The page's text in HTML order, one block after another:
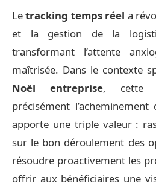
Letracking temps réel a
et la gestion de la
transformant l’attente
maîtrisée. Dans le contexte
Noël entreprise, cette
précisément
apporte une triple valeur :
sur le bon déroulement des
résoudre proactivement les
offrir aux bénéficiaires une